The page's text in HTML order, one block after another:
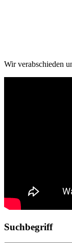
Wir verabschieden
Suchbegriff